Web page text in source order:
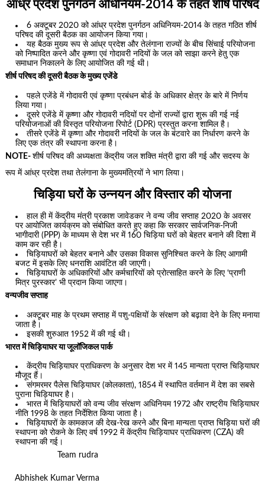
आंध्र प्रदेश पुनर्गठन अधिनियम-2014 के तहत शीर्ष परिषद
6 अक्टूबर 2020 को आंध्र प्रदेश पुनर्गठन अधिनियम-2014 के तहत गठित शीर्ष
परिषद की दूसरी बैठक का आयोजन किया गया।
यह बैठक मुख्य रूप से आंध्र प्रदेश और तेलंगाना राज्यों के बीच सिंचाई परियोजना
को निष्पादित करने और कृष्णा एवं गोदावरी नदियों के जल को साझा करने हेतु एक
समाधान निकालने के लिए आयोजित की गई थी।
शीर्ष परिषद की दूसरी बैठक के मुख्य एजेंडे
पहले एजेंडे में गोदावरी एवं कृष्णा प्रबंधन बोर्ड के अधिकार क्षेत्र के बारे में निर्णय
लिया गया।
दूसरे एजेंडे में कृष्णा और गोदावरी नदियों पर दोनों राज्यों द्वारा शुरू की गई नई
परियोजनाओं की विस्तृत परियोजना रिपोर्ट (DPR) प्रस्तुत करना शामिल है।
तीसरे एजेंडे में कृष्णा और गोदावरी नदियों के जल के बंटवारे का निर्धारण करने के
लिए एक तंत्र की स्थापना करना है।
NOTE- शीर्ष परिषद की अध्यक्षता केंद्रीय जल शक्ति मंत्री द्वारा की गई और सदस्य के
रूप में आंध्र प्रदेश तथा तेलंगाना के मुख्यमंत्रियों ने भाग लिया।
चिड़िया घरों के उन्नयन और विस्तार की योजना
हाल ही में केंद्रीय मंत्री प्रकाश जावेडकर ने वन्य जीव सप्ताह 2020 के अवसर
पर आयोजित कार्यक्रम को संबोधित करते हुए कहा कि सरकार सार्वजनिक-निजी
भागीदारी (PPP) के माध्यम से देश भर में 160 चिड़िया घरों को बेहतर बनाने की दिशा में
काम कर रही है।
चिड़ियाघरों को बेहतर बनाने और उसका विकास सुनिश्चित करने के लिए आगामी
बजट में इसके लिए धनराशि आवंटित की जाएगी।
चिड़ियाघरों के अधिकारियों और कर्मचारियों को प्रोत्साहित करने के लिए ‘प्राणी
मित्र पुरस्कार’ भी प्रदान किया जाएगा।
वन्यजीव सप्ताह
अक्टूबर माह के प्रथम सप्ताह में पशु-पक्षियों के संरक्षण को बढ़ावा देने के लिए मनाया
जाता है।
इसकी शुरुआत 1952 में की गई थी।
भारत में चिड़ियाघर या जूलॉजिकल पार्क
केंद्रीय चिड़ियाघर प्राधिकरण के अनुसार देश भर में 145 मान्यता प्राप्त चिड़ियाघर
मौजूद हैं।
संगमरमर पैलेस चिड़ियाघर (कोलकाता), 1854 में स्थापित वर्तमान में देश का सबसे
पुराना चिड़ियाघर है।
भारत में चिड़ियाघरों को वन्य जीव संरक्षण अधिनियम 1972 और राष्ट्रीय चिड़ियाघर
नीति 1998 के तहत निर्देशित किया जाता है।
चिड़ियाघरों के कामकाज की देख-रेख करने और बिना मान्यता प्राप्त चिड़िया घरों की
स्थापना को रोकने के लिए वर्ष 1992 में केंद्रीय चिड़ियाघर प्राधिकरण (CZA) की
स्थापना की गई।
Team rudra
Abhishek Kumar Verma